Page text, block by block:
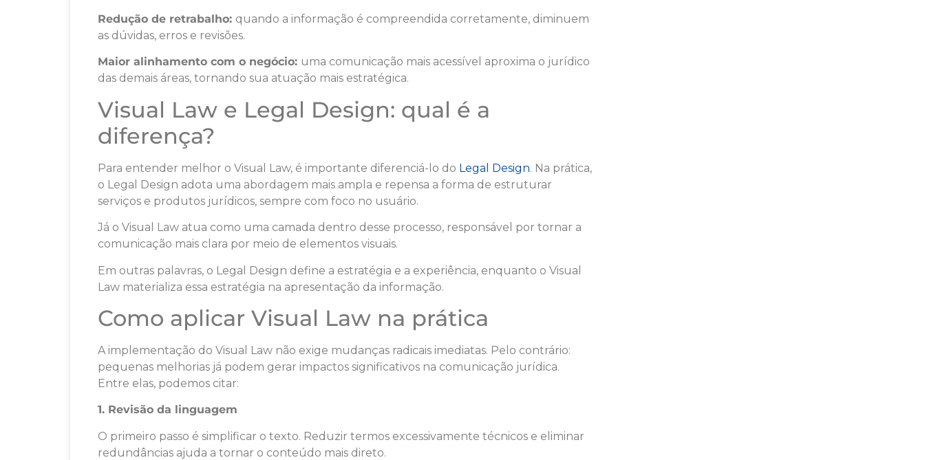
Redução de retrabalho: quando a informação é compreendida corretamente, diminuem
as dúvidas, erros e revisões.
Maior alinhamento com o negócio: uma comunicação mais acessível aproxima o jurídico
das demais áreas, tornando sua atuação mais estratégica.
Visual Law e Legal Design: qual é a
diferença?
Para entender melhor o Visual Law, é importante diferenciá-lo do Legal Design. Na prática,
o Legal Design adota uma abordagem mais ampla e repensa a forma de estruturar
serviços e produtos jurídicos, sempre com foco no usuário.
Já o Visual Law atua como uma camada dentro desse processo, responsável por tornar a
comunicação mais clara por meio de elementos visuais.
Em outras palavras, o Legal Design define a estratégia e a experiência, enquanto o Visual
Law materializa essa estratégia na apresentação da informação.
Como aplicar Visual Law na prática
A implementação do Visual Law não exige mudanças radicais imediatas. Pelo contrário:
pequenas melhorias já podem gerar impactos significativos na comunicação jurídica.
Entre elas, podemos citar:
1. Revisão da linguagem
O primeiro passo é simplificar o texto. Reduzir termos excessivamente técnicos e eliminar
redundâncias ajuda a tornar o conteúdo mais direto.